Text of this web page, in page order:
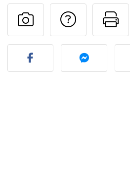
Falar
Fez esta